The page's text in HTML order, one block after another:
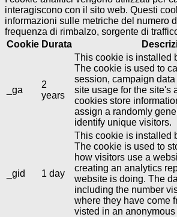
interagiscono con il sito web. Questi
informazioni sulle metriche del numero
frequenza di rimbalzo, sorgente di
Cookie Durata
_ga
2
years
This cookie is installed
The cookie is used to
session, campaign
site usage for the site's
cookies store
assign a randomly
identify unique visitors.
_gid 1 day
This cookie is installed
The cookie is used to
how visitors use a
creating an analytics
website is doing. The
including the number
where they have come
visted in an anonymous